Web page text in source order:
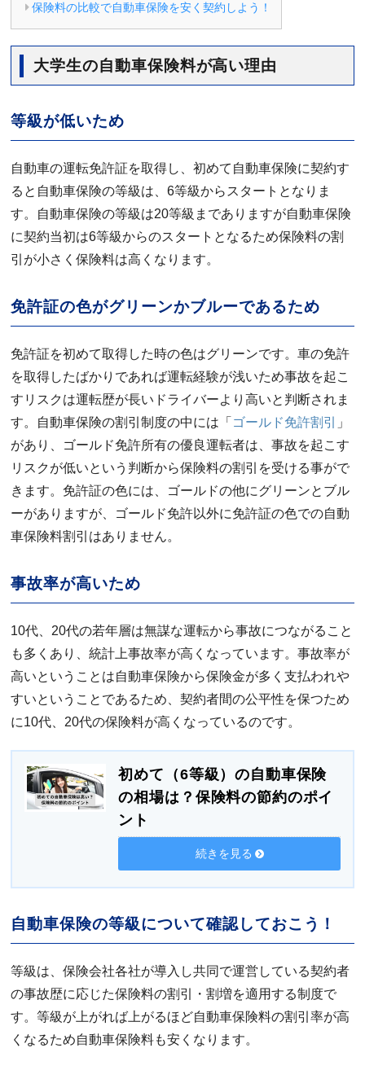
保険料の比較で自動車保険を安く契約しよう！
大学生の自動車保険料が高い理由
等級が低いため
自動車の運転免許証を取得し、初めて自動車保険に契約す
ると自動車保険の等級は、6等級からスタートとなりま
す。自動車保険の等級は20等級までありますが自動車保険
に契約当初は6等級からのスタートとなるため保険料の割
引が小さく保険料は高くなります。
免許証の色がグリーンかブルーであるため
免許証を初めて取得した時の色はグリーンです。車の免許
を取得したばかりであれば運転経験が浅いため事故を起こ
すリスクは運転歴が長いドライバーより高いと判断されま
す。自動車保険の割引制度の中には「 ゴールド免許割引
」
があり、ゴールド免許所有の優良運転者は、事故を起こす
リスクが低いという判断から保険料の割引を受ける事がで
きます。免許証の色には、ゴールドの他にグリーンとブル
ーがありますが、ゴールド免許以外に免許証の色での自動
車保険料割引はありません。
事故率が高いため
10代、20代の若年層は無謀な運転から事故につながること
も多くあり、統計上事故率が高くなっています。事故率が
高いということは自動車保険から保険金が多く支払われや
すいということであるため、契約者間の公平性を保つため
に10代、20代の保険料が高くなっているのです。
初めて（6等級）の自動車保険
の相場は？保険料の節約のポイ
ント
続きを見る
自動車保険の等級について確認しておこう！
等級は、保険会社各社が導入し共同で運営している契約者
の事故歴に応じた保険料の割引・割増を適用する制度で
す。等級が上がれば上がるほど自動車保険料の割引率が高
くなるため自動車保険料も安くなります。